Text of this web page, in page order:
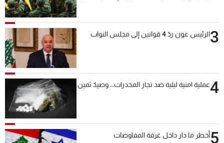
3الرئيس عون ردّ 4 قوانين إلى مجلس النواب
4عملية امنية ليلية ضد تجار المخدرات.. وصيدٌ ثمين
5أخطر ما دار داخل غرفة المفاوضات